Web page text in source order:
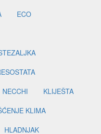
ECO
NECCHI
KLIJEŠTA
KLIMA
HLADNJAK